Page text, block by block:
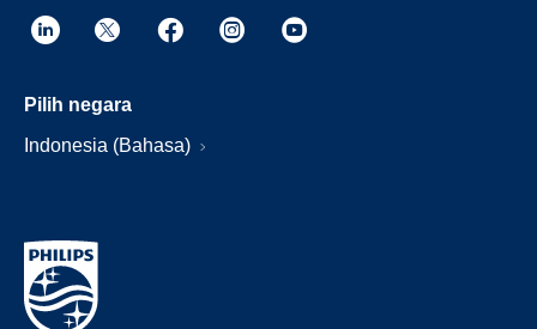
Pilih negara
Indonesia (Bahasa)